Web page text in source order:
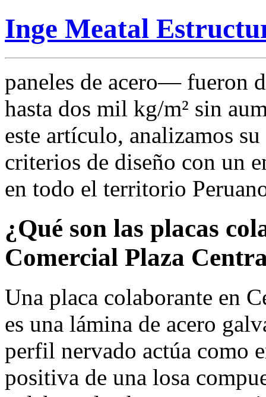
Inge Meatal
paneles de acero— fueron
hasta dos mil kg/m² sin
este artículo, analizamos
criterios de diseño con un
en todo el territorio
¿Qué son las placas
Comercial Plaza
Una placa colaborante en
es una lámina de acero
perfil nervado actúa como
positiva de una losa